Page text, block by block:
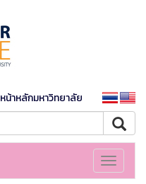
หน้าหลักมหาวิทยาลัย
Toggle